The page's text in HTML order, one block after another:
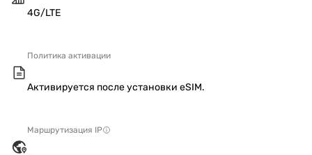
4G/LTE
Политика активации
Активируется после установки eSIM.
Маршрутизация IP